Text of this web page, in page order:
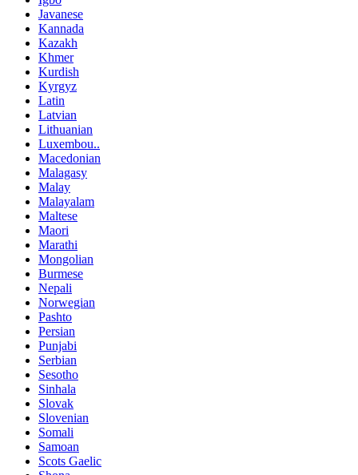
Javanese
Kannada
Kazakh
Khmer
Kurdish
Kyrgyz
Latin
Latvian
Lithuanian
Luxembou..
Macedonian
Malagasy
Malay
Malayalam
Maltese
Maori
Marathi
Mongolian
Burmese
Nepali
Norwegian
Pashto
Persian
Punjabi
Serbian
Sesotho
Sinhala
Slovak
Slovenian
Somali
Samoan
Scots Gaelic